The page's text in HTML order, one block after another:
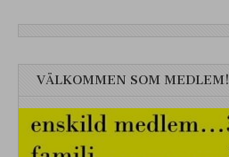
VÄLKOMMEN SOM MEDLEM!